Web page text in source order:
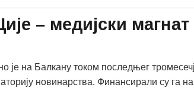
– медијски магнат
је на Балкану током последњег
новинарства. Финансирали су га